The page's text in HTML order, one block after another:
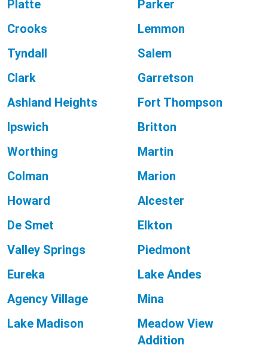
Platte
Parker
Crooks
Lemmon
Tyndall
Salem
Clark
Garretson
Ashland Heights
Fort Thompson
Ipswich
Britton
Worthing
Martin
Colman
Marion
Howard
Alcester
De Smet
Elkton
Valley Springs
Piedmont
Eureka
Lake Andes
Agency Village
Mina
Lake Madison
Meadow View
Addition